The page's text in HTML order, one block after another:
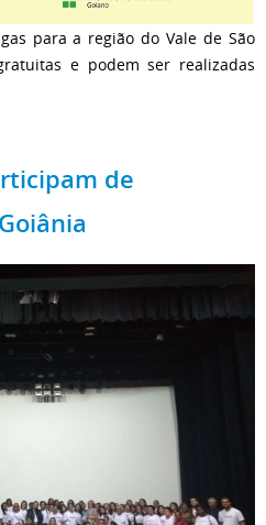
para a região do Vale de São
e podem ser realizadas
de